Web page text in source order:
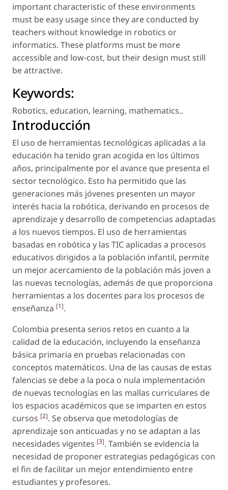
important characteristic of these environments
must be easy usage since they are conducted by
teachers without knowledge in robotics or
informatics. These platforms must be more
accessible and low-cost, but their design must still
be attractive.
Keywords:
Robotics, education, learning, mathematics..
Introducción
El uso de herramientas tecnológicas aplicadas a la
educación ha tenido gran acogida en los últimos
años, principalmente por el avance que presenta el
sector tecnológico. Esto ha permitido que las
generaciones más jóvenes presenten un mayor
interés hacia la robótica, derivando en procesos de
aprendizaje y desarrollo de competencias adaptadas
a los nuevos tiempos. El uso de herramientas
basadas en robótica y las TIC aplicadas a procesos
educativos dirigidos a la población infantil, permite
un mejor acercamiento de la población más joven a
las nuevas tecnologías, además de que proporciona
herramientas a los docentes para los procesos de
enseñanza [1].
Colombia presenta serios retos en cuanto a la
calidad de la educación, incluyendo la enseñanza
básica primaria en pruebas relacionadas con
conceptos matemáticos. Una de las causas de estas
falencias se debe a la poca o nula implementación
de nuevas tecnologías en las mallas curriculares de
los espacios académicos que se imparten en estos
cursos [2]. Se observa que metodologías de
aprendizaje son anticuadas y no se adaptan a las
necesidades vigentes [3]. También se evidencia la
necesidad de proponer estrategias pedagógicas con
el fin de facilitar un mejor entendimiento entre
estudiantes y profesores.